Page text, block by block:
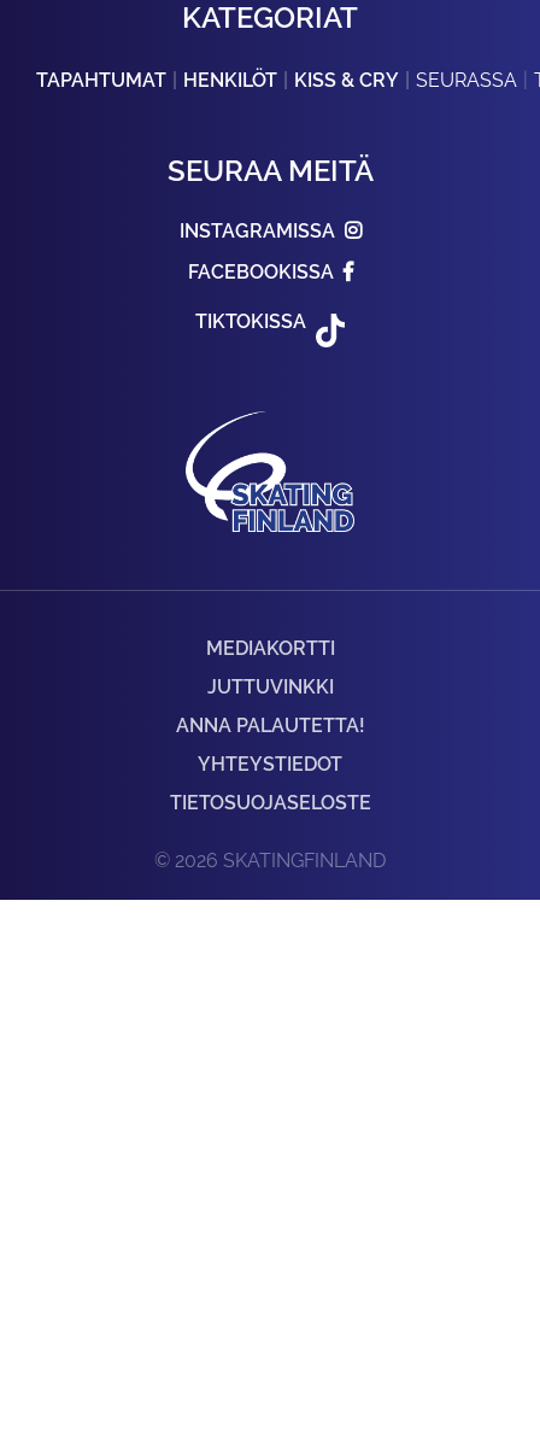
KATEGORIAT
TAPAHTUMAT HENKILÖT KISS & CRY SEURASSA
SEURAA MEITÄ
INSTAGRAMISSA
FACEBOOKISSA
TIKTOKISSA
MEDIAKORTTI
JUTTUVINKKI
ANNA PALAUTETTA!
YHTEYSTIEDOT
TIETOSUOJASELOSTE
© 2026 SKATINGFINLAND